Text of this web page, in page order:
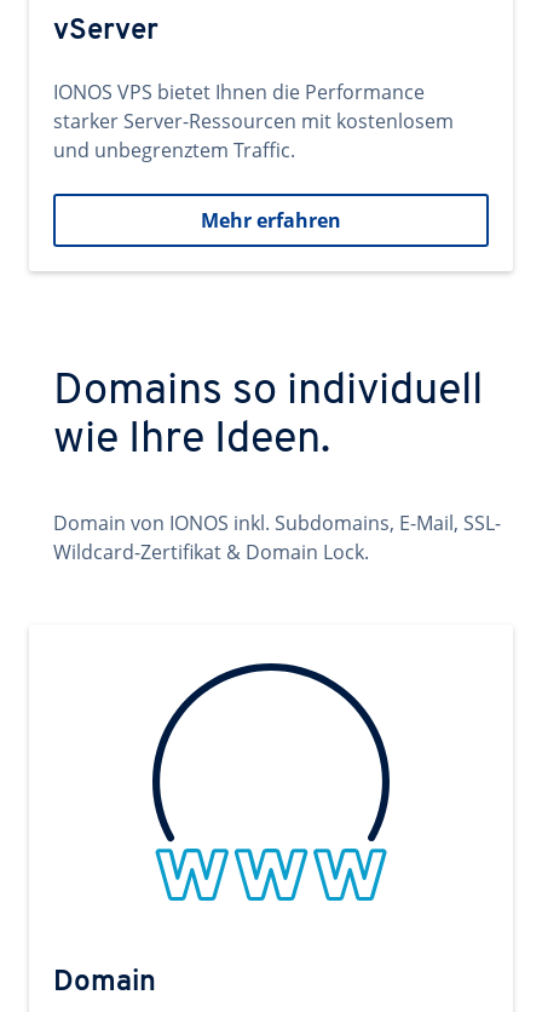
vServer
IONOS VPS bietet Ihnen die Performance
starker Server-Ressourcen mit kostenlosem
und unbegrenztem Traffic.
Mehr erfahren
Domains so individuell
wie Ihre Ideen.
Domain von IONOS inkl. Subdomains, E-Mail, SSL-
Wildcard-Zertifikat & Domain Lock.
Domain